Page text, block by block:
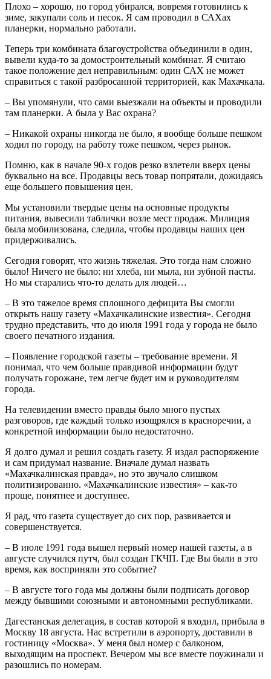
Плохо – хорошо, но город убирался, вовремя готовились к
зиме, закупали соль и песок. Я сам проводил в САХах
планерки, нормально работали.
Теперь три комбината благоустройства объединили в один,
вывели куда-то за домостроительный комбинат. Я считаю
такое положение дел неправильным: один САХ не может
справиться с такой разбросанной территорией, как Махачкала.
– Вы упомянули, что сами выезжали на объекты и проводили
там планерки. А была у Вас охрана?
– Никакой охраны никогда не было, я вообще больше пешком
ходил по городу, на работу тоже пешком, через рынок.
Помню, как в начале 90-х годов резко взлетели вверх цены
буквально на все. Продавцы весь товар попрятали, дожидаясь
еще большего повышения цен.
Мы установили твердые цены на основные продукты
питания, вывесили таблички возле мест продаж. Милиция
была мобилизована, следила, чтобы продавцы наших цен
придерживались.
Сегодня говорят, что жизнь тяжелая. Это тогда нам сложно
было! Ничего не было: ни хлеба, ни мыла, ни зубной пасты.
Но мы старались что-то делать для людей…
– В это тяжелое время сплошного дефицита Вы смогли
открыть нашу газету «Махачкалинские известия». Сегодня
трудно представить, что до июля 1991 года у города не было
своего печатного издания.
– Появление городской газеты – требование времени. Я
понимал, что чем больше правдивой информации будут
получать горожане, тем легче будет им и руководителям
города.
На телевидении вместо правды было много пустых
разговоров, где каждый только изощрялся в красноречии, а
конкретной информации было недостаточно.
Я долго думал и решил создать газету. Я издал распоряжение
и сам придумал название. Вначале думал назвать
«Махачкалинская правда», но это звучало слишком
политизированно. «Махачкалинские известия» – как-то
проще, понятнее и доступнее.
Я рад, что газета существует до сих пор, развивается и
совершенствуется.
– В июле 1991 года вышел первый номер нашей газеты, а в
августе случился путч, был создан ГКЧП. Где Вы были в это
время, как восприняли это событие?
– В августе того года мы должны были подписать договор
между бывшими союзными и автономными республиками.
Дагестанская делегация, в состав которой я входил, прибыла в
Москву 18 августа. Нас встретили в аэропорту, доставили в
гостиницу «Москва». У меня был номер с балконом,
выходящим на проспект. Вечером мы все вместе поужинали и
разошлись по номерам.